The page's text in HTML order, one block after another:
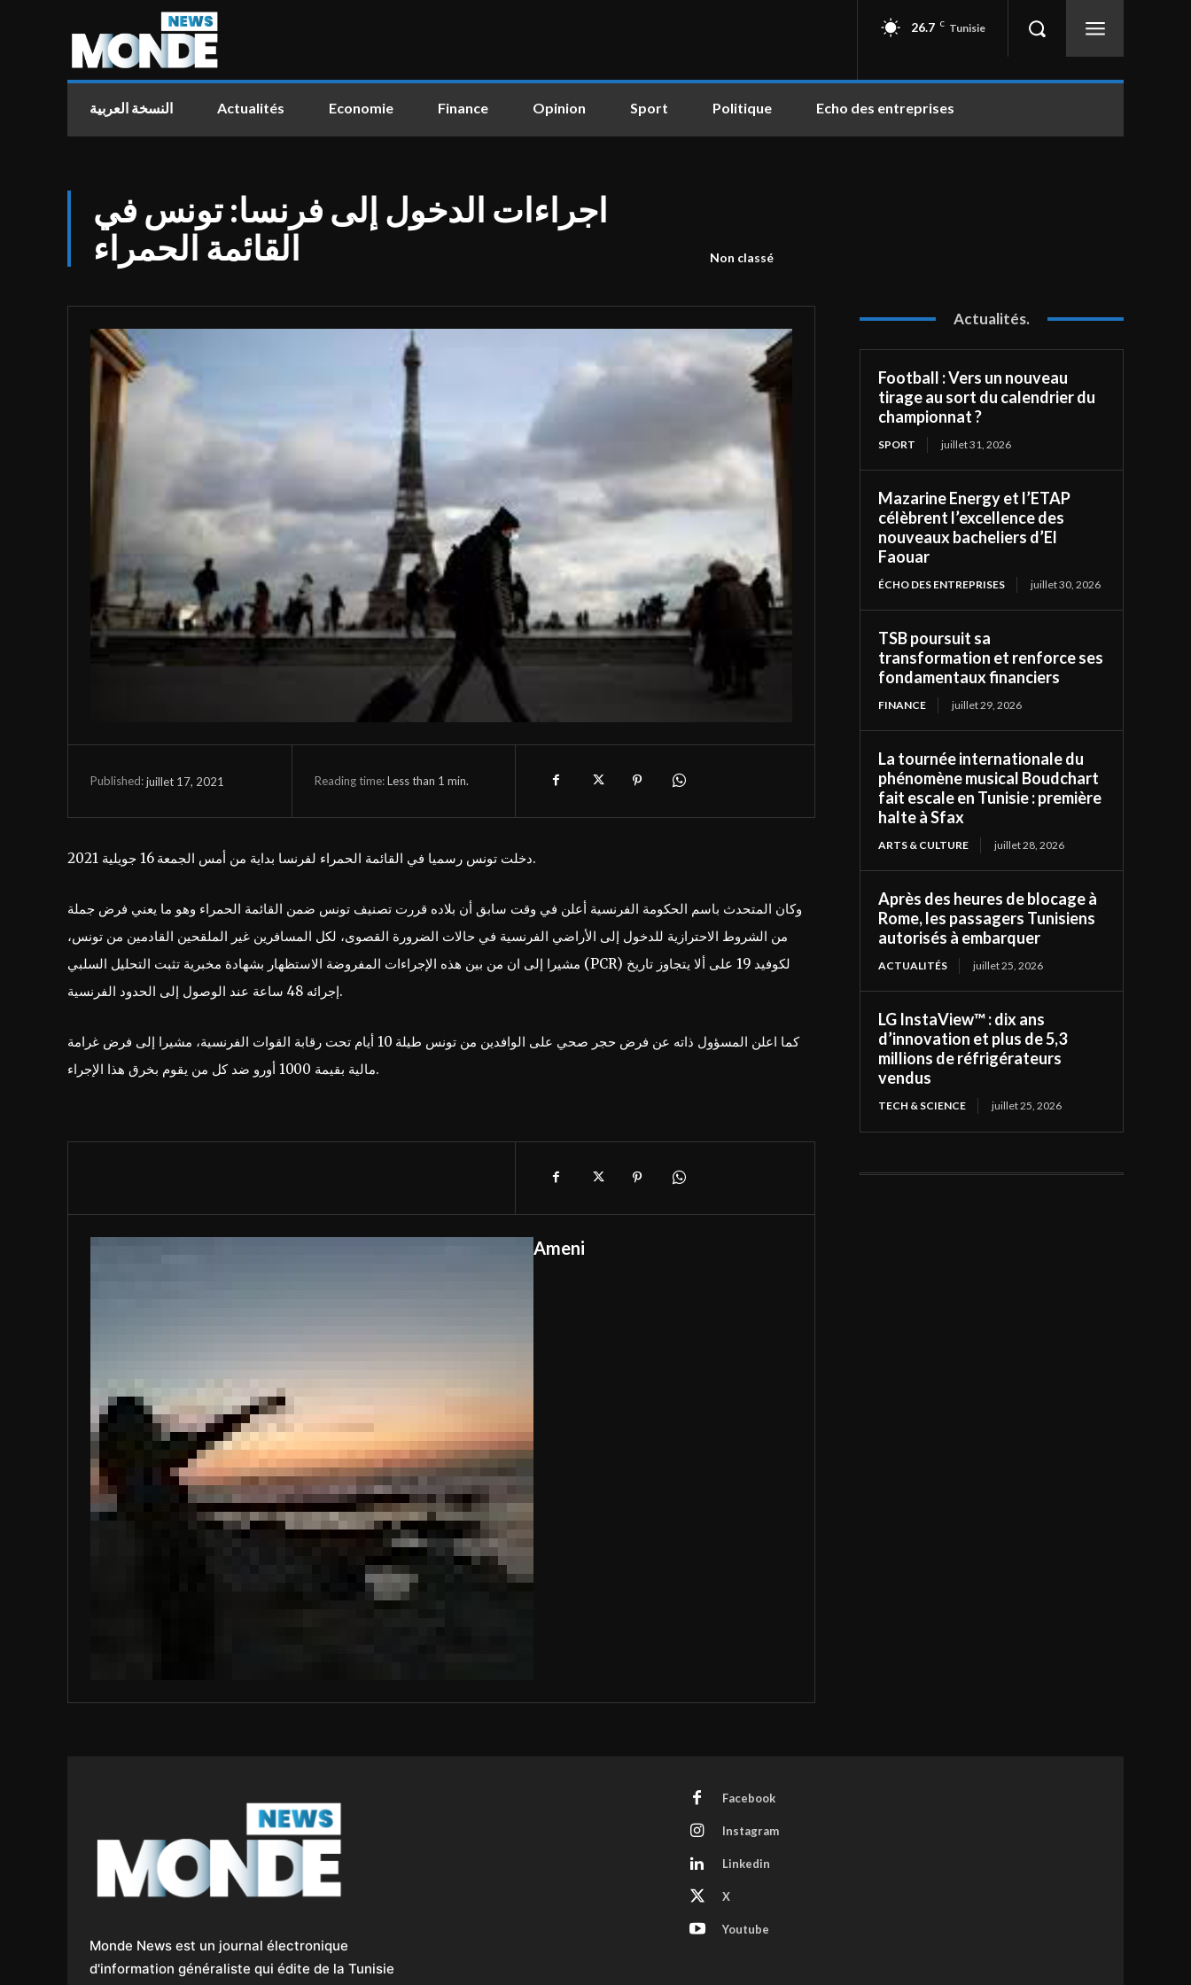
26.7 C Tunisie
النسخة العربية Actualités Economie Finance Opinion Sport Politique Echo des entreprises
اجراءات الدخول إلى فرنسا: تونس في
القائمة الحمراء
Non classé
Published:juillet 17, 2021 Reading time:Less than 1 min.
دخلت تونس رسميا في القائمة الحمراء لفرنسا بداية من أمس الجمعة 16 جويلية 2021.
وكان المتحدث باسم الحكومة الفرنسية أعلن في وقت سابق أن بلاده قررت تصنيف تونس ضمن القائمة الحمراء وهو ما يعني فرض جملة
من الشروط الاحترازية للدخول إلى الأراضي الفرنسية في حالات الضرورة القصوى، لكل المسافرين غير الملقحين القادمين من تونس،
مشيرا إلى ان من بين هذه الإجراءات المفروضة الاستظهار بشهادة مخبرية تثبت التحليل السلبي (PCR) لكوفيد 19 على ألا يتجاوز تاريخ
إجرائه 48 ساعة عند الوصول إلى الحدود الفرنسية.
كما اعلن المسؤول ذاته عن فرض حجر صحي على الوافدين من تونس طيلة 10 أيام تحت رقابة القوات الفرنسية، مشيرا إلى فرض غرامة
مالية بقيمة 1000 أورو ضد كل من يقوم بخرق هذا الإجراء.
Ameni
Actualités.
Football : Vers un nouveau
tirage au sort du calendrier du
championnat ?
SPORT juillet 31, 2026
Mazarine Energy et l’ETAP
célèbrent l’excellence des
nouveaux bacheliers d’El
Faouar
ÉCHO DES ENTREPRISES juillet 30, 2026
TSB poursuit sa
transformation et renforce ses
fondamentaux financiers
FINANCE juillet 29, 2026
La tournée internationale du
phénomène musical Boudchart
fait escale en Tunisie : première
halte à Sfax
ARTS & CULTURE juillet 28, 2026
Après des heures de blocage à
Rome, les passagers Tunisiens
autorisés à embarquer
ACTUALITÉS juillet 25, 2026
LG InstaView™ : dix ans
d’innovation et plus de 5,3
millions de réfrigérateurs
vendus
TECH & SCIENCE juillet 25, 2026
Monde News est un journal électronique
d'information généraliste qui édite de la Tunisie
Facebook
Instagram
Linkedin
X
Youtube